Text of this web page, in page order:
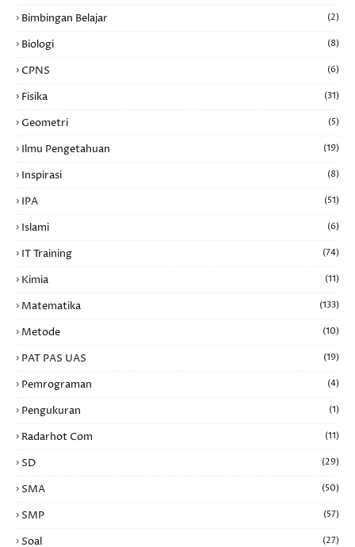
Bimbingan Belajar (2)
Biologi (8)
CPNS (6)
Fisika (31)
Geometri (5)
Ilmu Pengetahuan (19)
Inspirasi (8)
IPA (51)
Islami (6)
IT Training (74)
Kimia (11)
Matematika (133)
Metode (10)
PAT PAS UAS (19)
Pemrograman (4)
Pengukuran (1)
Radarhot Com (11)
SD (29)
SMA (50)
SMP (57)
Soal (27)